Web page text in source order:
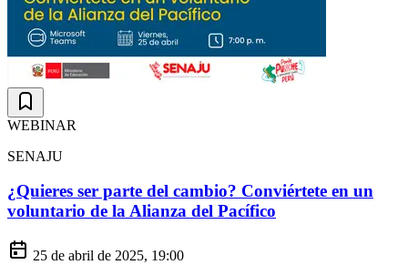
WEBINAR
SENAJU
¿Quieres ser parte del cambio? Conviértete en un
voluntario de la Alianza del Pacífico
25 de abril de 2025, 19:00